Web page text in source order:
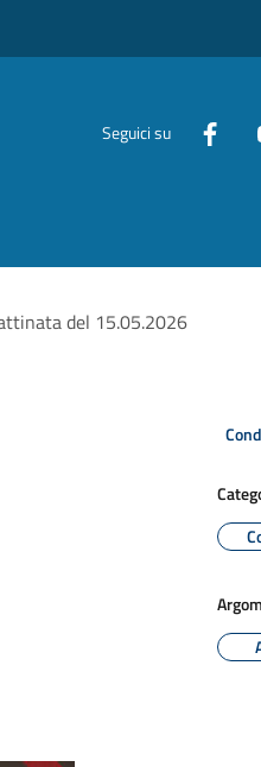
Seguici su
del 15.05.2026